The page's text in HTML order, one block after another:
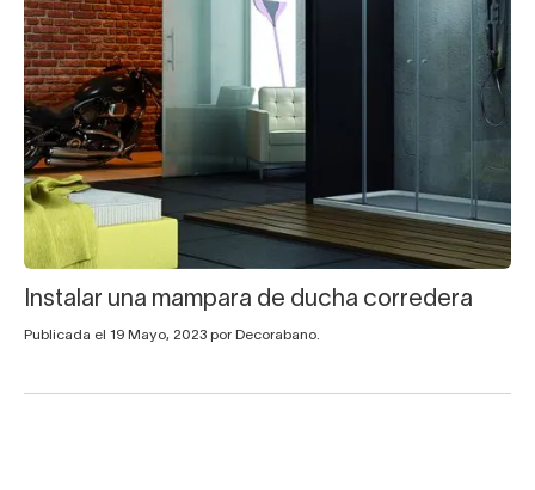
Instalar una mampara de ducha corredera
Publicada el 19 Mayo, 2023 por Decorabano.